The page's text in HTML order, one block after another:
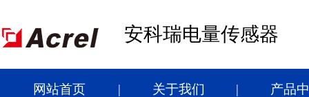
安科瑞电量传感器
网站首页 关于我们 产品